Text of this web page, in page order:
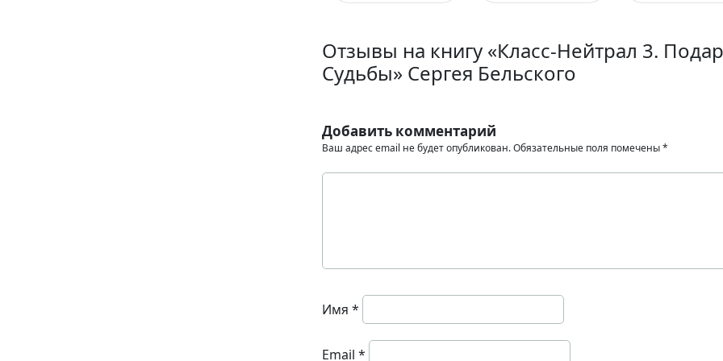
Отзывы на книгу «Класс-Нейтрал 3.
Судьбы» Сергея Бельского
Добавить комментарий
Ваш адрес email не будет опубликован.Обязательные поля помечены*
Имя *
Email *